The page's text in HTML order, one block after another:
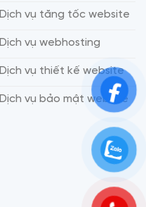
Dịch vụ tăng tốc website
Dịch vụ webhosting
Dịch vụ thiết kế website
Dịch vụ bảo mật website